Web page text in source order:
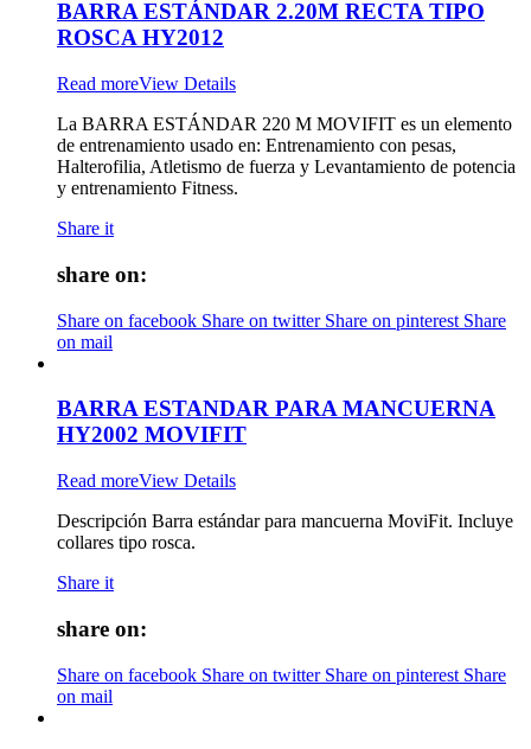
BARRA ESTÁNDAR 2.20M RECTA TIPO
ROSCA HY2012
Read moreView Details
La BARRA ESTÁNDAR 220 M MOVIFIT es un elemento
de entrenamiento usado en: Entrenamiento con pesas,
Halterofilia, Atletismo de fuerza y Levantamiento de potencia
y entrenamiento Fitness.
Share it
share on:
Share on facebook Share on twitter Share on pinterest Share
on mail
BARRA ESTANDAR PARA MANCUERNA
HY2002 MOVIFIT
Read moreView Details
Descripción Barra estándar para mancuerna MoviFit. Incluye
collares tipo rosca.
Share it
share on:
Share on facebook Share on twitter Share on pinterest Share
on mail